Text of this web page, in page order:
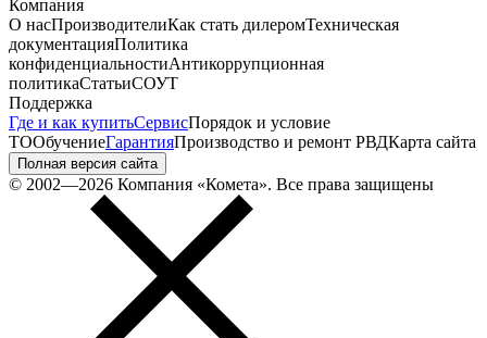
Компания
О насПроизводителиКак стать дилеромТехническая
документацияПолитика
конфиденциальностиАнтикоррупционная
политикаСтатьиСОУТ
Поддержка
Где и как купитьСервисПорядок и условие
ТООбучениеГарантияПроизводство и ремонт РВДКарта сайта
Полная версия сайта
© 2002—2026 Компания «Комета». Все права защищены